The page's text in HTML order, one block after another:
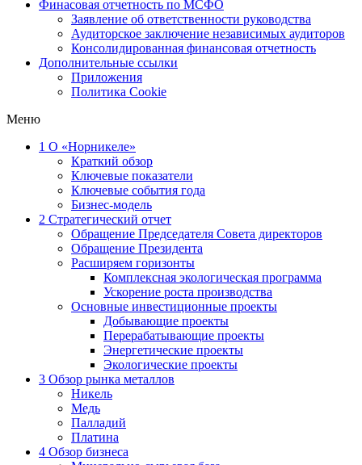
Финасовая отчетность по МСФО
Заявление об ответственности руководства
Аудиторское заключение независимых аудиторов
Консолидированная финансовая отчетность
Дополнительные ссылки
Приложения
Политика Cookie
Меню
1 О «Норникеле»
Краткий обзор
Ключевые показатели
Ключевые события года
Бизнес-модель
2 Стратегический отчет
Обращение Председателя Совета директоров
Обращение Президента
Расширяем горизонты
Комплексная экологическая программа
Ускорение роста производства
Основные инвестиционные проекты
Добывающие проекты
Перерабатывающие проекты
Энергетические проекты
Экологические проекты
3 Обзор рынка металлов
Никель
Медь
Палладий
Платина
4 Обзор бизнеса